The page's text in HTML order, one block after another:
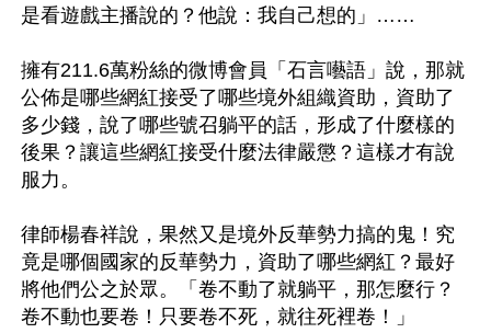
是看遊戲主播說的？他說：我自己想的」……
擁有211.6萬粉絲的微博會員「石言囈語」說，那就
公佈是哪些網紅接受了哪些境外組織資助，資助了
多少錢，說了哪些號召躺平的話，形成了什麼樣的
後果？讓這些網紅接受什麼法律嚴懲？這樣才有說
服力。
律師楊春祥說，果然又是境外反華勢力搞的鬼！究
竟是哪個國家的反華勢力，資助了哪些網紅？最好
將他們公之於眾。「卷不動了就躺平，那怎麼行？
卷不動也要卷！只要卷不死，就往死裡卷！」